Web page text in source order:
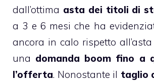
dall’ottima asta dei titoli di
a 3 e 6 mesi che ha
ancora in calo rispetto
una domanda boom fino a
l’offerta. Nonostante il taglio